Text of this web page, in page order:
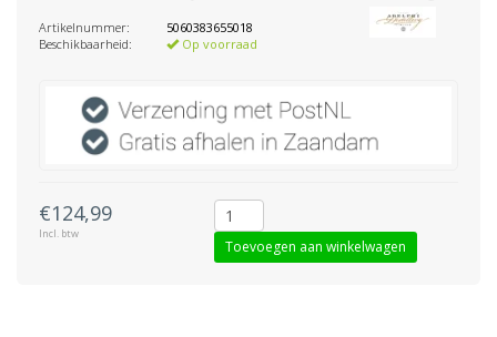
Artikelnummer:
5060383655018
Beschikbaarheid:
Op voorraad
€124,99
Incl. btw
Toevoegen aan winkelwagen